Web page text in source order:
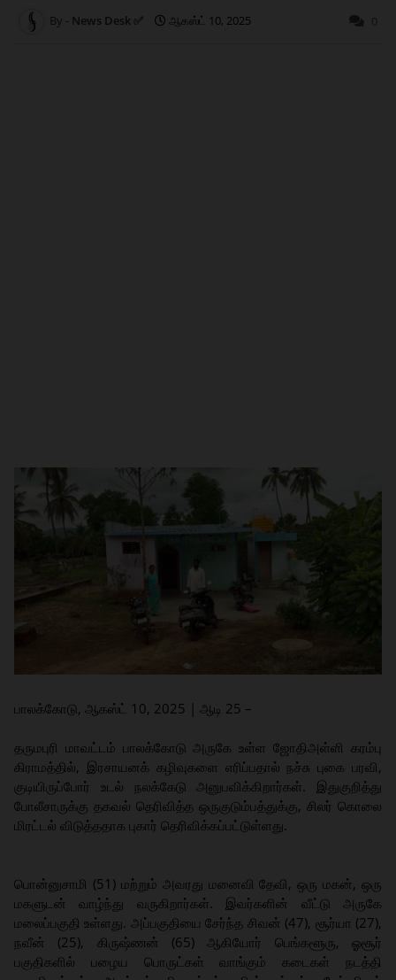
News Desk ✅ ஆகஸ்ட் 10, 2025 0
பாலக்கோடு, ஆகஸ்ட் 10, 2025 | ஆடி 25 –
தருமபுரி மாவட்டம் பாலக்கோடு அருகே உள்ள ஜோதிஅள்ளி கரம்பு
கிராமத்தில், இரசாயனக் கழிவுகளை எரிப்பதால் நச்சு புகை பரவி,
குடியிருப்போர் உடல் நலக்கேடு அனுபவிக்கிறார்கள். இதுகுறித்து
போலீசாருக்கு தகவல் தெரிவித்த ஒருகுடும்பத்துக்கு, சிலர் கொலை
மிரட்டல் விடுத்ததாக புகார் தெரிவிக்கப்பட்டுள்ளது.
பொன்னுசாமி (51) மற்றும் அவரது மனைவி தேவி, ஒரு மகன், ஒரு
மகளுடன் வாழ்ந்து வருகிறார்கள். இவர்களின் வீட்டு அருகே
மலைப்பகுதி உள்ளது. அப்பகுதியை சேர்ந்த சிவன் (47), சூர்யா (27),
நவீன் (25), கிருஷ்ணன் (65) ஆகியோர் பெங்களூரு, ஓசூர்
பகுதிகளில் பழைய பொருட்கள் வாங்கும் கடைகள் நடத்தி